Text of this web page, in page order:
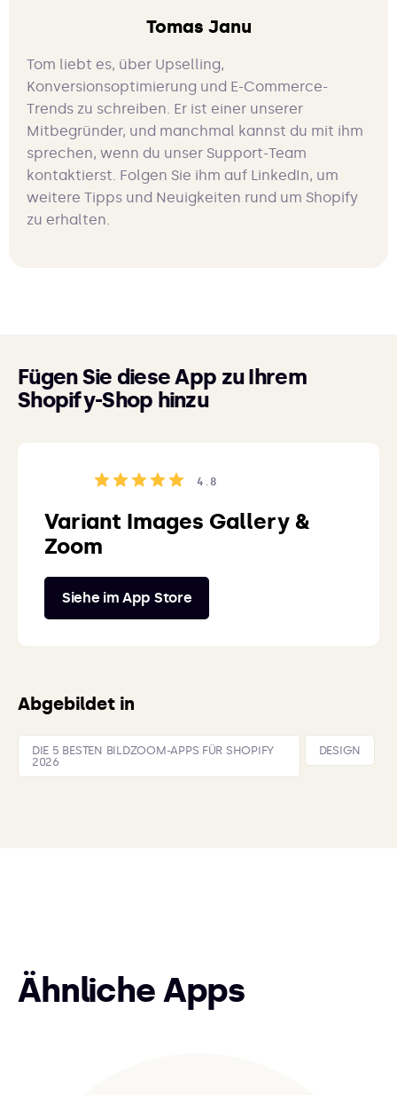
Tomas Janu
Tom liebt es, über Upselling,
Konversionsoptimierung und E-Commerce-
Trends zu schreiben. Er ist einer unserer
Mitbegründer, und manchmal kannst du mit ihm
sprechen, wenn du unser Support-Team
kontaktierst. Folgen Sie ihm auf LinkedIn, um
weitere Tipps und Neuigkeiten rund um Shopify
zu erhalten.
Fügen Sie diese App zu Ihrem
Shopify-Shop hinzu
4.8
Variant Images Gallery &
Zoom
Siehe im App Store
Abgebildet in
DIE 5 BESTEN BILDZOOM-APPS FÜR SHOPIFY
2026
DESIGN
Ähnliche Apps